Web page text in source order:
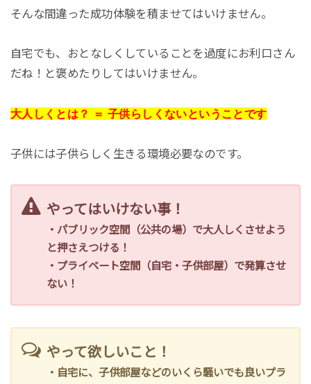
そんな間違った成功体験を積ませてはいけません。
自宅でも、おとなしくしていることを過度にお利口さん
だね！と褒めたりしてはいけません。
大人しくとは？ ＝ 子供らしくないということです
子供には子供らしく生きる環境必要なのです。
やってはいけない事！
・パブリック空間（公共の場）で大人しくさせよう
と押さえつける！
・プライベート空間（自宅・子供部屋）で発算させ
ない！
やって欲しいこと！
・自宅に、子供部屋などのいくら騒いでも良いプラ